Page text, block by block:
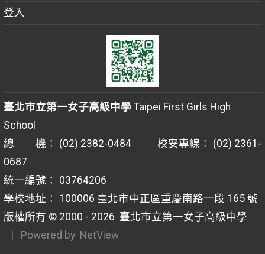
登入
臺北市立第一女子高級中學Taipei First Girls High
School
總 機： (02) 2382-0484 校安專線： (02) 2361-
0687
統一編號： 03764206
學校地址： 100006 臺北市中正區重慶南路一段 165 號
版權所有 © 2000 - 2026 臺北市立第一女子高級中學
| Powered by NetView